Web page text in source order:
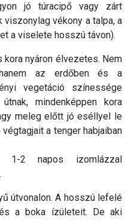
jó túracipő vagy zárt
vékony a talpa, a
a viselete hosszú távon).
nyáron élvezetes. Nem
az erdőben és a
vegetáció színessége
mindenképpen kora
meleg előtt jó eséllyel le
a tenger habjaiban
1-2 napos izomlázzal
útvonalon. A hosszú lefelé
a boka ízületeit. De aki